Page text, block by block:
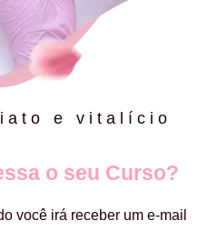
e vitalício
o seu Curso?
você irá receber um e-mail